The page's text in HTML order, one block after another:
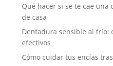
Qué hacer si se te cae una
de casa
Dentadura sensible al frío:
efectivos
Cómo cuidar tus encías